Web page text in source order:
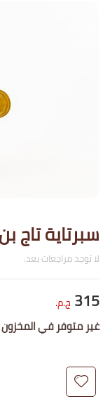
سبرتاية تاج
لا توجد مراجعات بعد.
315 ج.م.
غير متوفر في المخزون